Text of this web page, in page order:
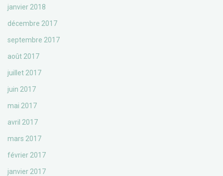
janvier 2018
décembre 2017
septembre 2017
août 2017
juillet 2017
juin 2017
mai 2017
avril 2017
mars 2017
février 2017
janvier 2017